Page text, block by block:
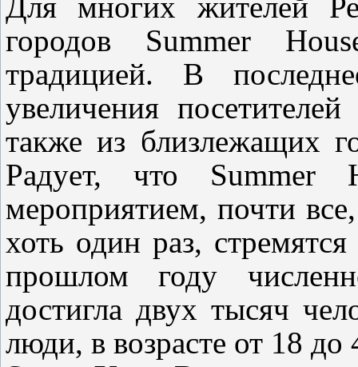
городов Summer
традицией. В
увеличения
также из близлежащих
Радует, что Summer
мероприятием, почти
хоть один раз,
прошлом году
достигла двух тысяч
люди, в возрасте от 18 до